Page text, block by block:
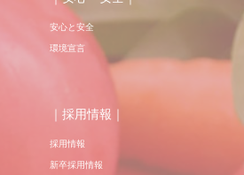
安心と安全
環境宣言
｜採用情報｜
採用情報
新卒採用情報